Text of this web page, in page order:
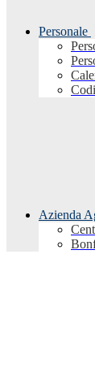
Personale
Azienda